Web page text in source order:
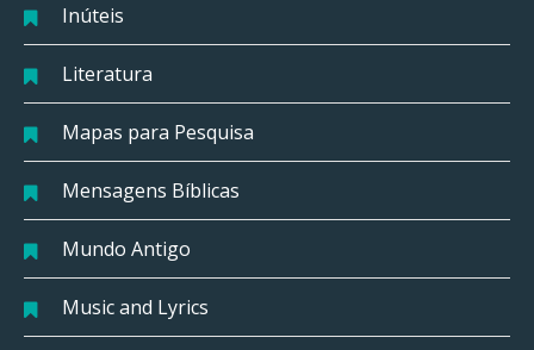
Inúteis
Literatura
Mapas para Pesquisa
Mensagens Bíblicas
Mundo Antigo
Music and Lyrics